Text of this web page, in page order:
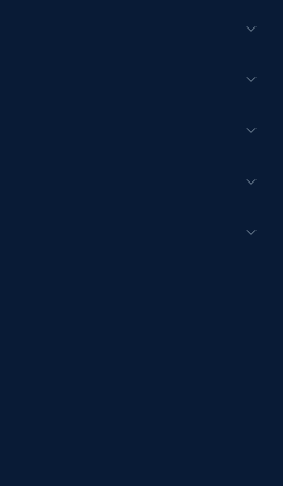
seller URL
Description, Initial
Reviews count, and
dataset - Collect
URLs
Description, Initial
Reviews count, and